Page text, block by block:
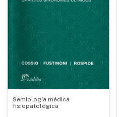
Semiología médica
fisiopatológica